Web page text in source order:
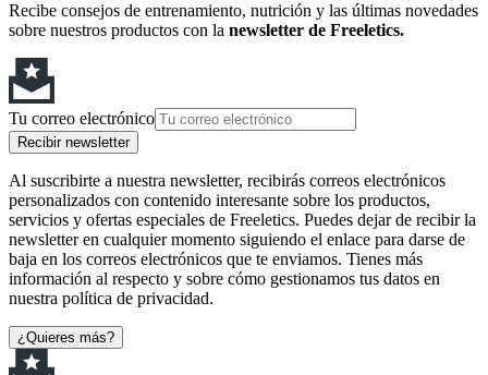
Recibe consejos de entrenamiento, nutrición y las últimas novedades
sobre nuestros productos con la newsletter de Freeletics.
Tu correo electrónico
Recibir newsletter
Al suscribirte a nuestra newsletter, recibirás correos electrónicos
personalizados con contenido interesante sobre los productos,
servicios y ofertas especiales de Freeletics. Puedes dejar de recibir la
newsletter en cualquier momento siguiendo el enlace para darse de
baja en los correos electrónicos que te enviamos. Tienes más
información al respecto y sobre cómo gestionamos tus datos en
nuestra política de privacidad.
¿Quieres más?